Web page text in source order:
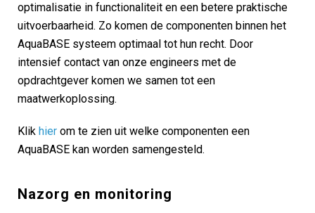
optimalisatie in functionaliteit en een betere praktische
uitvoerbaarheid. Zo komen de componenten binnen het
AquaBASE systeem optimaal tot hun recht. Door
intensief contact van onze engineers met de
opdrachtgever komen we samen tot een
maatwerkoplossing.
Klik hier om te zien uit welke componenten een
AquaBASE kan worden samengesteld.
Nazorg en monitoring